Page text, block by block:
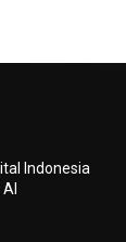
Indonesia